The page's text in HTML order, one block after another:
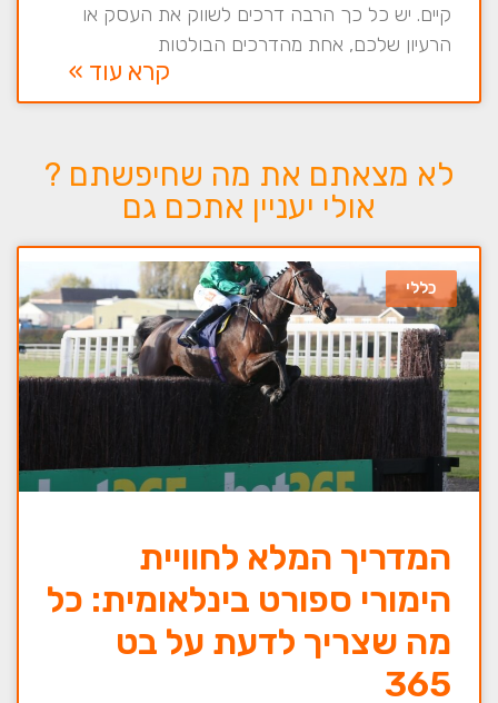
קיים. יש כל כך הרבה דרכים לשווק את העסק או
הרעיון שלכם, אחת מהדרכים הבולטות
קרא עוד »
לא מצאתם את מה שחיפשתם ?
אולי יעניין אתכם גם
כללי
המדריך המלא לחוויית
הימורי ספורט בינלאומית: כל
מה שצריך לדעת על בט
365